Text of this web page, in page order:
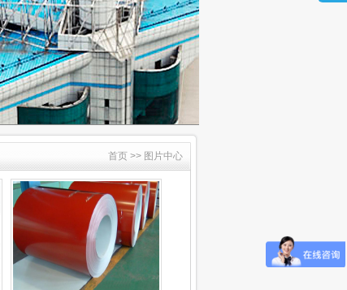
首页 >> 图片中心